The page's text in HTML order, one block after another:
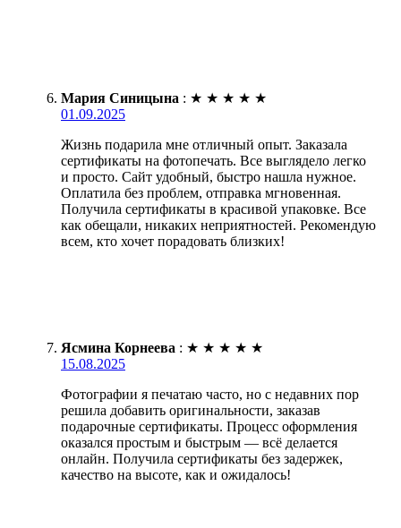
Мария Синицына : ★ ★ ★ ★ ★
01.09.2025
Жизнь подарила мне отличный опыт. Заказала
сертификаты на фотопечать. Все выглядело легко
и просто. Сайт удобный, быстро нашла нужное.
Оплатила без проблем, отправка мгновенная.
Получила сертификаты в красивой упаковке. Все
как обещали, никаких неприятностей. Рекомендую
всем, кто хочет порадовать близких!
Ясмина Корнеева : ★ ★ ★ ★ ★
15.08.2025
Фотографии я печатаю часто, но с недавних пор
решила добавить оригинальности, заказав
подарочные сертификаты. Процесс оформления
оказался простым и быстрым — всё делается
онлайн. Получила сертификаты без задержек,
качество на высоте, как и ожидалось!